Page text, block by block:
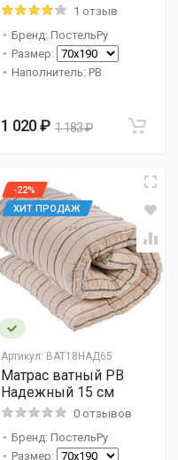
1 отзыв
Бренд: ПостельРу
Размер:
Наполнитель: РВ
1 020 ₽ 1 183 ₽
Артикул: ВАТ18НАД65
-22%
ХИТ ПРОДАЖ
Матрас ватный РВ
Надежный 15 см
0 отзывов
Бренд: ПостельРу
Размер: